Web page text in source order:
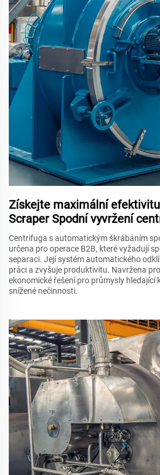
Získejte maximální
Scraper Spodní vyvržení
Centrifuga s automatickým škrábáním
určena pro operace B2B, které vyžadují
separaci. Její systém automatického
práci a zvyšuje produktivitu. Navržena
ekonomické řešení pro průmysly hledající
snížené nečinnosti.